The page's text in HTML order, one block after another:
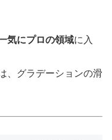
気にプロの領域に入
、グラデーションの滑